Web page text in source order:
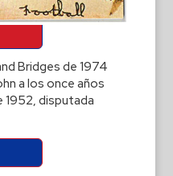
Bridges de 1974
a los once años
1952, disputada